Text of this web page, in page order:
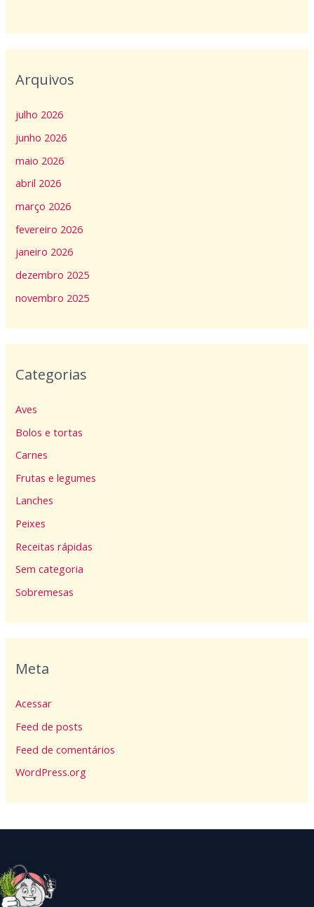
Arquivos
julho 2026
junho 2026
maio 2026
abril 2026
março 2026
fevereiro 2026
janeiro 2026
dezembro 2025
novembro 2025
Categorias
Aves
Bolos e tortas
Carnes
Frutas e legumes
Lanches
Peixes
Receitas rápidas
Sem categoria
Sobremesas
Meta
Acessar
Feed de posts
Feed de comentários
WordPress.org